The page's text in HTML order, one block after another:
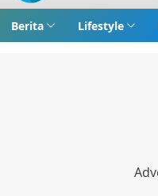
Berita Lifestyle